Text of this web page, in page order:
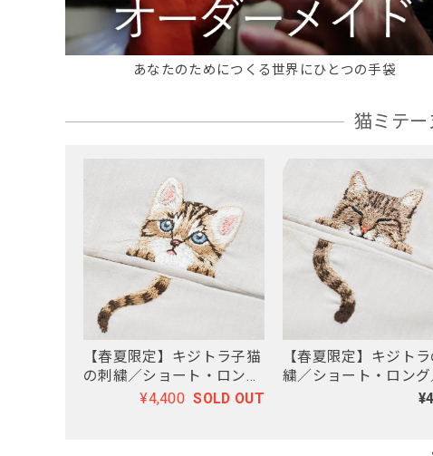
あなたのためにつくる世界にひとつの手袋
猫ミテー
【春夏限定】キジトラ子猫
の刺繍／ショート・ロング
／東かがわで一貫製造／
¥4,400 SOLD OUT
【春夏限定】キジトラ
繍／ショート・ロング
かがわで一貫製造／